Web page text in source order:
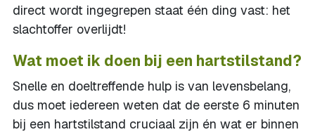
direct wordt ingegrepen staat één ding vast: het
slachtoffer overlijdt!
Wat moet ik doen bij een hartstilstand?
Snelle en doeltreffende hulp is van levensbelang,
dus moet iedereen weten dat de eerste 6 minuten
bij een hartstilstand cruciaal zijn én wat er binnen